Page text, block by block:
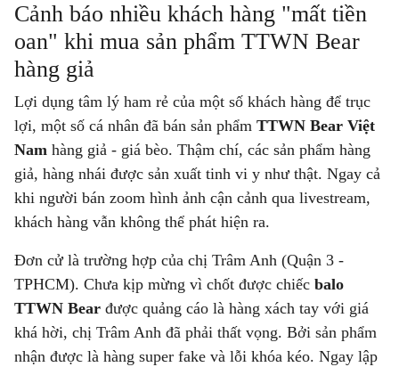
Cảnh báo nhiều khách hàng "mất tiền
oan" khi mua sản phẩm TTWN Bear
hàng giả
Lợi dụng tâm lý ham rẻ của một số khách hàng để trục
lợi, một số cá nhân đã bán sản phẩm TTWN Bear Việt
Nam hàng giả - giá bèo. Thậm chí, các sản phẩm hàng
giả, hàng nhái được sản xuất tinh vi y như thật. Ngay cả
khi người bán zoom hình ảnh cận cảnh qua livestream,
khách hàng vẫn không thể phát hiện ra.
Đơn cử là trường hợp của chị Trâm Anh (Quận 3 -
TPHCM). Chưa kịp mừng vì chốt được chiếc balo
TTWN Bear được quảng cáo là hàng xách tay với giá
khá hời, chị Trâm Anh đã phải thất vọng. Bởi sản phẩm
nhận được là hàng super fake và lỗi khóa kéo. Ngay lập